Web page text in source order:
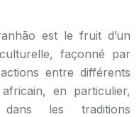
est le fruit d’un
façonné par
entre différents
africain, en particulier,
les traditions